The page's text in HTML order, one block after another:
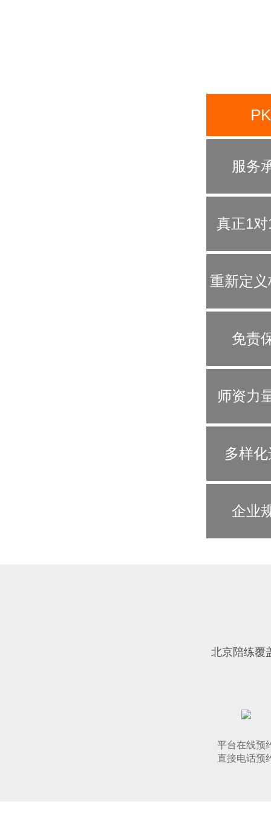
PK
服务
真正1
重新定
教
免责
师资力
多样
企业
北京陪练覆
平台在线预
直接电话预